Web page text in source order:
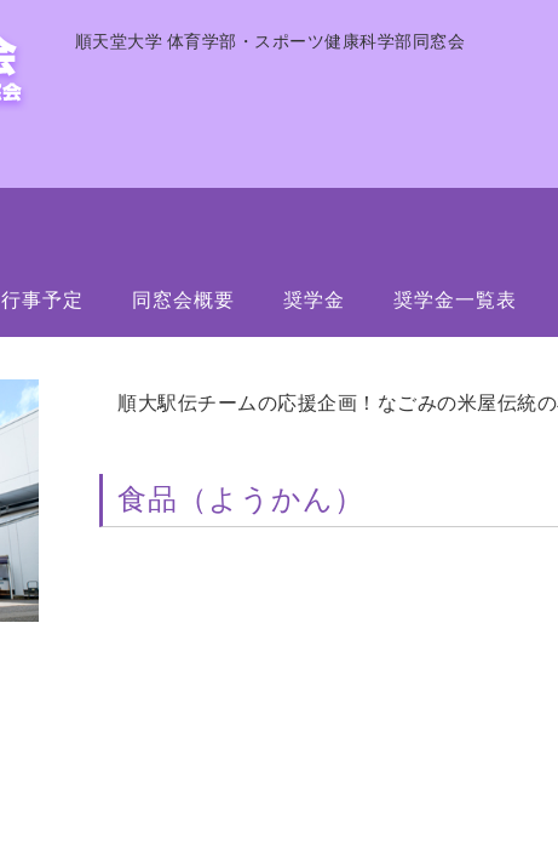
順天堂大学 体育学部・スポーツ健康科学部同窓会
行事予定 同窓会概要 奨学金 奨学金一覧表
順大駅伝チームの応援企画！なごみの米屋伝統
食品（ようかん）